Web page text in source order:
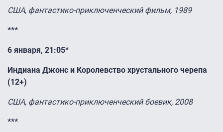
США, фантастико-приключенческий фильм, 1989
***
6 января, 21:05*
Индиана Джонс и Королевство хрустального черепа
(12+)
США, фантастико-приключенческий боевик, 2008
***